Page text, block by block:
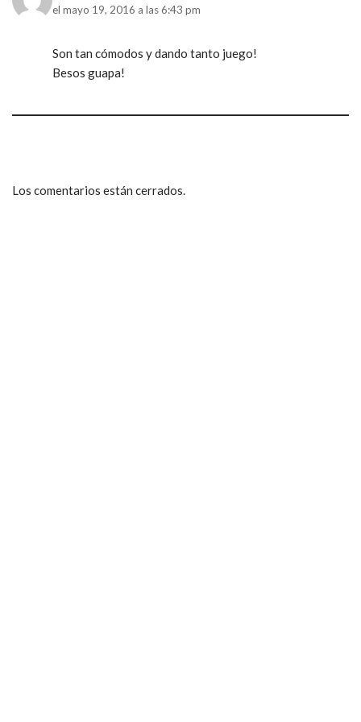
el mayo 19, 2016 a las 6:43 pm
Son tan cómodos y dando tanto juego!
Besos guapa!
Los comentarios están cerrados.